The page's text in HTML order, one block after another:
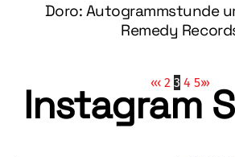
Doro: Autogrammstunde
Remedy
«‹ 2 3 4 5›»
Instagram